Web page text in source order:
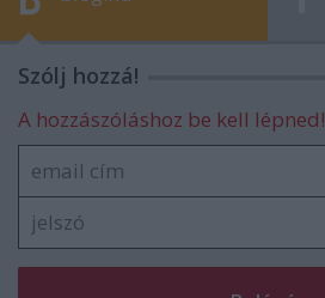
Szólj hozzá!
A hozzászóláshoz be kell lépned!